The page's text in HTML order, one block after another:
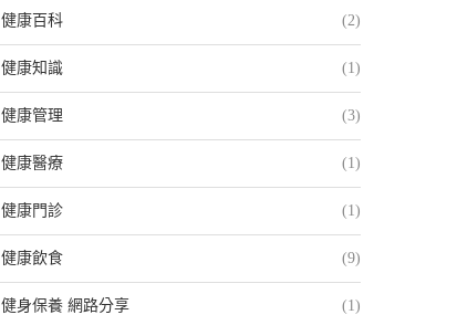
健康百科 (2)
健康知識 (1)
健康管理 (3)
健康醫療 (1)
健康門診 (1)
健康飲食 (9)
健身保養 網路分享 (1)